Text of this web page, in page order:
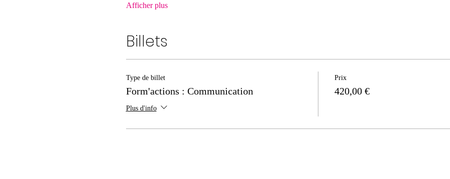
Afficher plus
Billets
Type de billet
Form'actions : Communication
Plus d'info
Prix
420,00 €